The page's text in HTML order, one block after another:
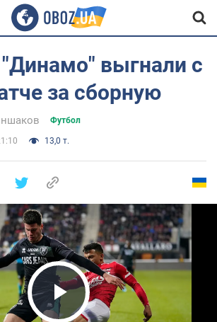
выгнали с
за сборную
Футбол
13,0 т.